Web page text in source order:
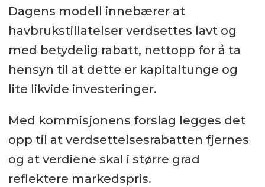
Dagens modell innebærer at
havbrukstillatelser verdsettes lavt og
med betydelig rabatt, nettopp for å ta
hensyn til at dette er kapitaltunge og
lite likvide investeringer.
Med kommisjonens forslag legges det
opp til at verdsettelsesrabatten fjernes
og at verdiene skal i større grad
reflektere markedspris.